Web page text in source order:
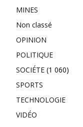
MINES
Non classé
OPINION
POLITIQUE
SOCIÉTE (1 060)
SPORTS
TECHNOLOGIE
VIDÉO